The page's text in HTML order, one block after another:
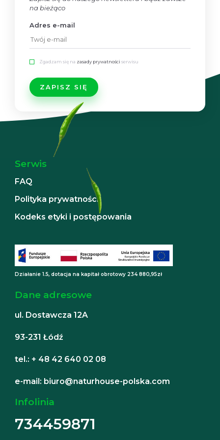
na bieżąco
Adres e-mail
Zgadzam się na zasady prywatności serwisu
Serwis
FAQ
Polityka prywatności
Kodeks etyki i postępowania
Działanie 1.5, dotacja na kapitał obrotowy 234 880,95zł
Dane adresowe
ul. Dostawcza 12A
93-231 Łódź
tel.: + 48 42 640 02 08
e-mail: biuro@naturhouse-polska.com
Infolinia
734459871